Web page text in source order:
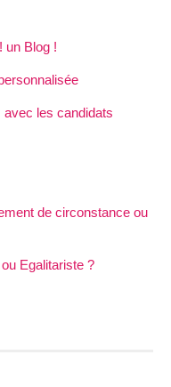
un Blog !
avec les candidats
de circonstance ou
Egalitariste ?